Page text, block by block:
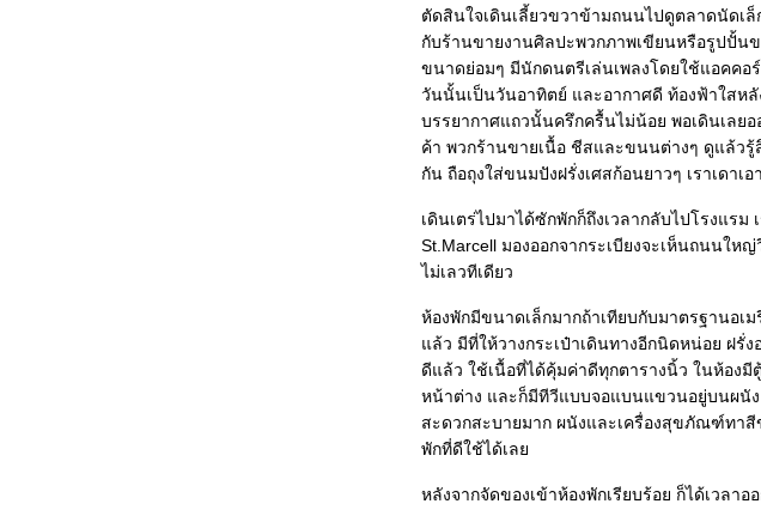
ตัดสินใจเดินเลี้ยวขวาข้ามถนนไปดูตลาดนัดเ
กับร้านขายงานศิลปะพวกภาพเขียนหรือรูปปั้น
ขนาดย่อมๆ มีนักดนตรีเล่นเพลงโดยใช้แอคคอ
วันนั้นเป็นวันอาทิตย์ และอากาศดี ท้องฟ้าใสหลั
บรรยากาศแถวนั้นครึกครื้นไม่น้อย พอเดินเลย
ค้า พวกร้านขายเนื้อ ชีสและขนนต่างๆ ดูแล้ว
กัน ถือถุงใส่ขนมปังฝรั่งเศสก้อนยาวๆ เราเดาเ
เดินเตร่ไปมาได้ซักพักก็ถึงเวลากลับไปโรงแร
St.Marcell มองออกจากระเบียงจะเห็นถนนใ
ไม่เลวทีเดียว
ห้องพักมีขนาดเล็กมากถ้าเทียบกับมาตรฐานอเ
ล้ว มีที่ให้วางกระเป๋าเดินทางอีกนิดหน่อย ฝรั่ง
ดีแล้ว ใช้เนื้อที่ได้คุ้มค่าดีทุกตารางนิ้ว ในห้อง
หน้าต่าง และก็มีทีวีแบบจอแบนแขวนอยู่บนผนัง
สะดวกสะบายมาก ผนังและเครื่องสุขภัณฑ์ทาสี
พักที่ดีใช้ได้เล
หลังจากจัดของเข้าห้องพักเรียบร้อย ก็ได้เวลา